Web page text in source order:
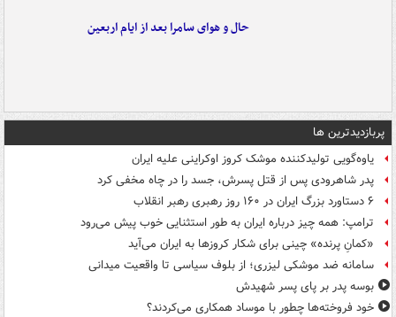
حال و هوای سامرا بعد از ایام اربعین
پربازدیدترین ها
یاوه‌گویی تولیدکننده موشک کروز اوکراینی علیه ایران
پدر شاهرودی پس از قتل پسرش، جسد را در چاه مخفی کرد
۶ دستاورد بزرگ ایران در ۱۶۰ روز رهبری رهبر انقلاب
ترامپ: همه چیز درباره ایران به طور استثنایی خوب پیش می‌رود
«کمانِ پرنده» چینی برای شکار کروزها به ایران می‌آید
سامانه ضد موشکی لیزری؛ از بلوف سیاسی تا واقعیت میدانی
بوسه‌ پدر بر پای پسر شهیدش
خود فروخته‌ها چطور با موساد همکاری می‌کردند؟